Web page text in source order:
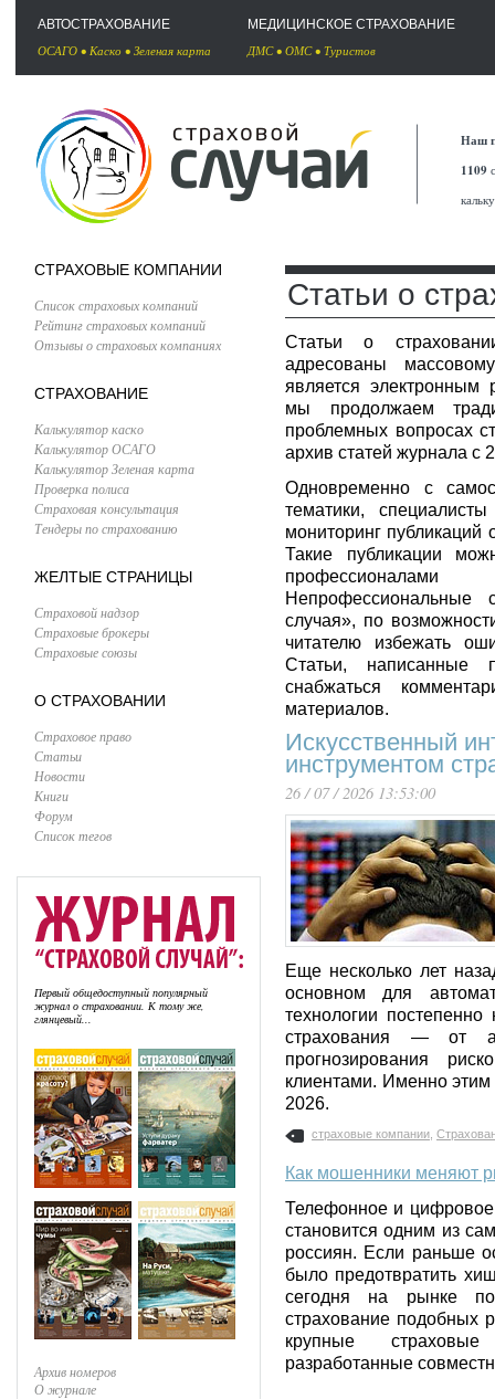
АВТОСТРАХОВАНИЕ
ОСАГО • Каско • Зеленая карта
МЕДИЦИНСКОЕ СТРАХОВАНИЕ
ДМС• ОМС• Туристов
Наш
1109
СТРАХОВЫЕ КОМПАНИИ
Список страховых компаний
Рейтинг страховых компаний
Отзывы о страховых компаниях
СТРАХОВАНИЕ
Калькулятор каско
Калькулятор ОСАГО
Калькулятор Зеленая карта
Проверка полиса
Страховая консультация
Тендеры по страхованию
ЖЕЛТЫЕ СТРАНИЦЫ
Страховой надзор
Страховые брокеры
Страховые союзы
О СТРАХОВАНИИ
Страховое право
Статьи
Новости
Книги
Форум
Список тегов
Первый общедоступный популярный
журнал о страховании. К тому же,
глянцевый...
Архив номеров
О журнале
Статьи о
Статьи о
адресованы
является электронным
мы продолжаем
проблемных вопросах
архив статей журнала с
Одновременно с
тематики,
мониторинг
Такие публикации
Непрофессиональные
случая», по
читателю избежать
Статьи, написанные
снабжаться
материалов.
Искусственный
инструментом
26 / 07 / 2026 13:53:00
Еще несколько лет
основном для
технологии
страхования — от
прогнозирования
клиентами. Именно
2026.
страховые компании
Как мошенники меняют
Телефонное и
становится одним из
россиян. Если раньше
было предотвратить
сегодня на рынке
страхование подобных
крупные
разработанные